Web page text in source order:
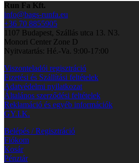
Run Fa Kft.
info@bags-runfa.eu
+36 70 8855905
1107 Budapest, Szállás utca 13. N3.
Monori Center Zone D
Nyitvatartás: Hé.-Va. 9:00-17:00
Viszonteladói regisztráció
Fizetési és Szállítási feltételek
Adatvédelmi nyilatkozat
Általános szerződési feltételek
Reklamáció és egyéb információk
GY.I.K.
Belépés / Regisztráció
Fiókom
Kosár
Pénztár